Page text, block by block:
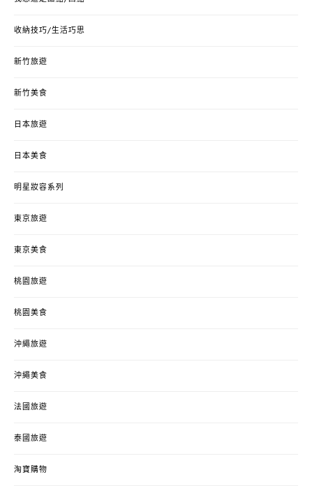
收納技巧/生活巧思
新竹旅遊
新竹美食
日本旅遊
日本美食
明星妝容系列
東京旅遊
東京美食
桃園旅遊
桃園美食
沖繩旅遊
沖繩美食
法國旅遊
泰國旅遊
淘寶購物